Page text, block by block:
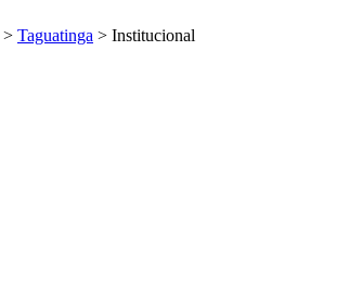
> Taguatinga > Institucional